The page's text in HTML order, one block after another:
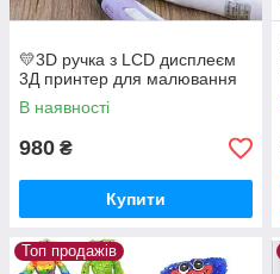
💛3D ручка з LCD дисплеєм
3Д принтер для малювання
В наявності
980 ₴
Купити
Топ продажів